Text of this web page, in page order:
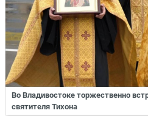
Во Владивостоке торжественно
святителя Тихона